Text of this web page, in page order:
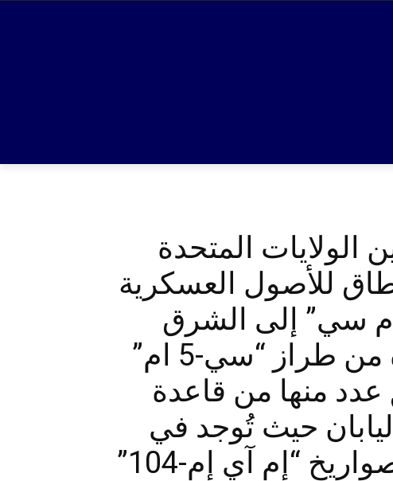
المتحدة
للأصول العسكرية
إم سي” إلى الشرق
الأوسط وقد وصلت أكثر من اثنتي عشرة طائرة من طراز “سي-5 ام”
عدد منها من قاعدة
حيث تُوجد في
كلتاهما مواقع تُحافظ على العديد من بطاريات صواريخ “إم آي إم-104”